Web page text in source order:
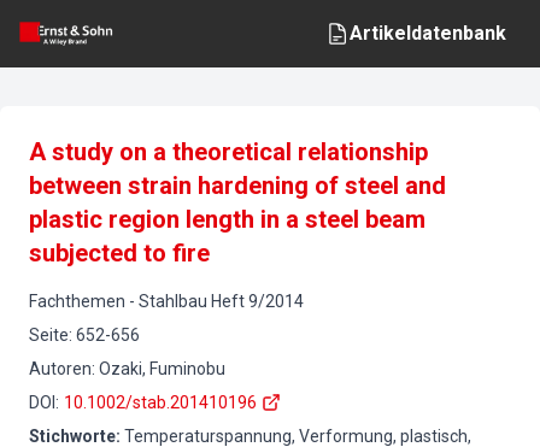
Artikeldatenbank
A study on a theoretical relationship
between strain hardening of steel and
plastic region length in a steel beam
subjected to fire
Fachthemen - Stahlbau Heft9/2014
Seite: 652-656
Autoren: Ozaki, Fuminobu
DOI : 10.1002/stab.201410196
Stichworte: Temperaturspannung, Verformung, plastisch,